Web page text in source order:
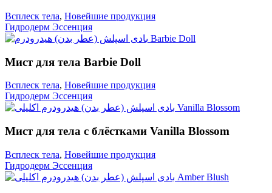
Всплеск тела, Новейшие продукция
Гидродерм Эссенция
Мист для тела Barbie Doll
Всплеск тела, Новейшие продукция
Гидродерм Эссенция
Мист для тела с блёстками Vanilla Blossom
Всплеск тела, Новейшие продукция
Гидродерм Эссенция